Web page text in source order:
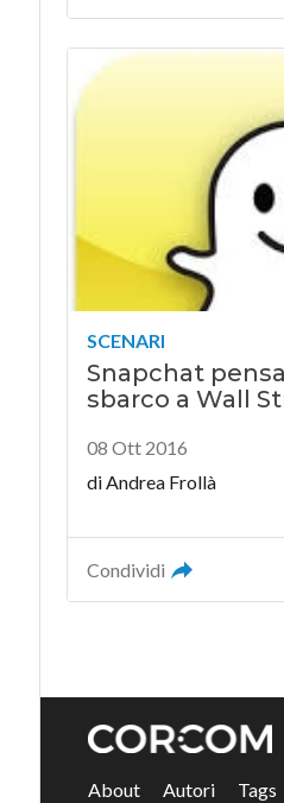
SCENARI
Snapchat
sbarco a Wall
08 Ott 2016
di Andrea Frollà
Condividi
About Autori Tags